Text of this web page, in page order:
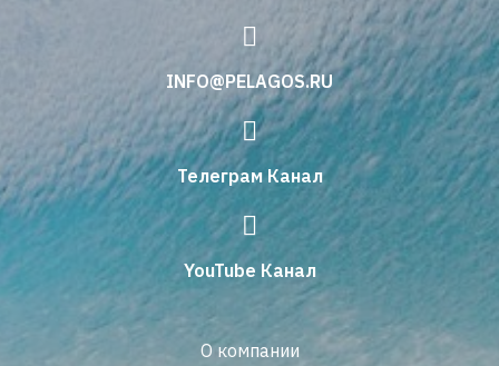
INFO@PELAGOS.RU
Телеграм Канал
YouTube Канал
О компании